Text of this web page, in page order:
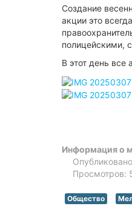
Создание
акции это
полицейскими,
В этот день все
Информация о
Просмотров:
Общество